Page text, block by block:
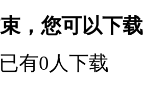
，您可以下
已有0 人下载